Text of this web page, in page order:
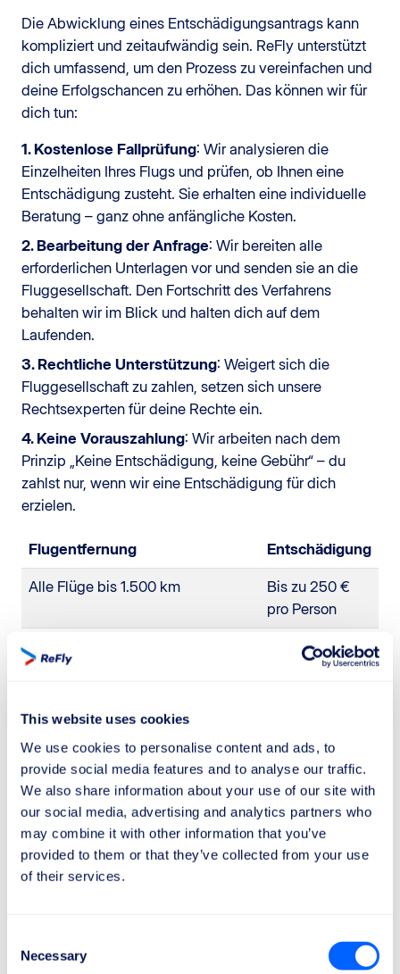
This website uses cookies
We use cookies to personalise content and ads, to
provide social media features and to analyse our traffic.
We also share information about your use of our site with
our social media, advertising and analytics partners who
may combine it with other information that you’ve
provided to them or that they’ve collected from your use
of their services.
Selection
Necessary
Die Abwicklung eines Entschädigungsantrags kann
kompliziert und zeitaufwändig sein. ReFly unterstützt
dich umfassend, um den Prozess zu vereinfachen und
deine Erfolgschancen zu erhöhen. Das können wir für
dich tun:
1. Kostenlose Fallprüfung: Wir analysieren die
Einzelheiten Ihres Flugs und prüfen, ob Ihnen eine
Entschädigung zusteht. Sie erhalten eine individuelle
Beratung – ganz ohne anfängliche Kosten.
2. Bearbeitung der Anfrage: Wir bereiten alle
erforderlichen Unterlagen vor und senden sie an die
Fluggesellschaft. Den Fortschritt des Verfahrens
behalten wir im Blick und halten dich auf dem
Laufenden.
3. Rechtliche Unterstützung: Weigert sich die
Fluggesellschaft zu zahlen, setzen sich unsere
Rechtsexperten für deine Rechte ein.
4. Keine Vorauszahlung: Wir arbeiten nach dem
Prinzip „Keine Entschädigung, keine Gebühr“ – du
zahlst nur, wenn wir eine Entschädigung für dich
erzielen.
Flugentfernung Entschädigung
Alle Flüge bis 1.500 km
Bis zu 250 €
pro Person
Flüge innerhalb der EU über 1.500
km
Bis zu 400 €
pro Person
1.500 und 3.500 km
Flüge außerhalb der EU über
3.500 km
Bis zu 600 €
pro Person
Beispiele für Flüge und
Entschädigungen
1.500 km